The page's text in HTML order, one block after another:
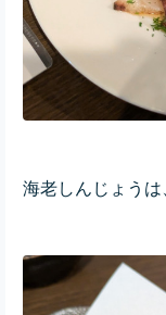
海老しんじょう